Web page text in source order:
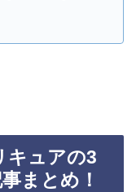
キュアの3
まとめ！